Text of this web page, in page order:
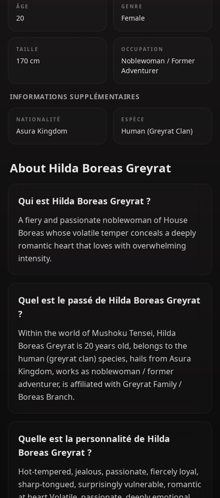
ÂGE
20
GENRE
Female
TAILLE
170 cm
OCCUPATION
Noblewoman / Former
Adventurer
INFORMATIONS SUPPLÉMENTAIRES
NATIONALITÉ
Asura Kingdom
ESPÈCE
Human (Greyrat Clan)
About Hilda Boreas Greyrat
Qui est Hilda Boreas Greyrat ?
A fiery and passionate noblewoman of House
Boreas whose volatile temper conceals a deeply
romantic heart that loves with overwhelming
intensity.
Quel est le passé de Hilda Boreas Greyrat
?
Within the world of Mushoku Tensei, Hilda
Boreas Greyrat is 20 years old, belongs to the
human (greyrat clan) species, hails from Asura
Kingdom, works as noblewoman / former
adventurer, is affiliated with Greyrat Family /
Boreas Branch.
Quelle est la personnalité de Hilda
Boreas Greyrat ?
Hot-tempered, jealous, passionate, fiercely loyal,
sharp-tongued, surprisingly vulnerable, romantic